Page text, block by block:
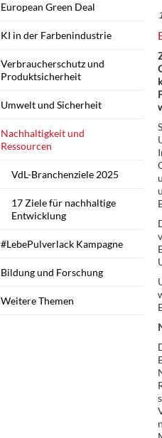
European Green Deal
KI in der Farbenindustrie
Verbraucherschutz und
Produktsicherheit
Umwelt und Sicherheit
Nachhaltigkeit und
Ressourcen
VdL-Branchenziele 2025
17 Ziele für nachhaltige
Entwicklung
#LebePulverlack Kampagne
Bildung und Forschung
Weitere Themen